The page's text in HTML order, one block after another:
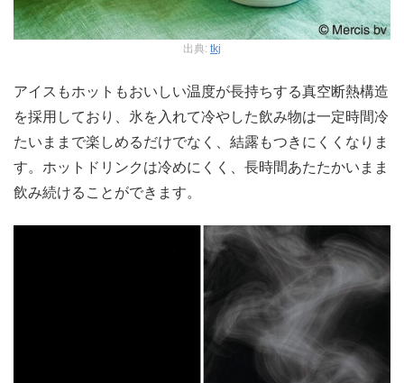
出典: tkj
アイスもホットもおいしい温度が長持ちする真空断熱構造
を採用しており、氷を入れて冷やした飲み物は一定時間冷
たいままで楽しめるだけでなく、結露もつきにくくなりま
す。ホットドリンクは冷めにくく、長時間あたたかいまま
飲み続けることができます。